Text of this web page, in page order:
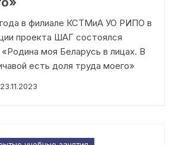
в филиале КСТМиА УО РИПО в
проекта ШАГ состоялся
моя Беларусь в лицах. В
есть доля труда моего»
23.11.2023